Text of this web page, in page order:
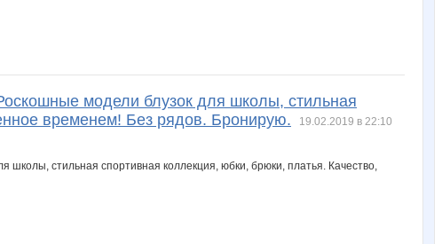
модели блузок для школы, стильная
временем! Без рядов. Бронирую.
19.02.2019 в 22:10